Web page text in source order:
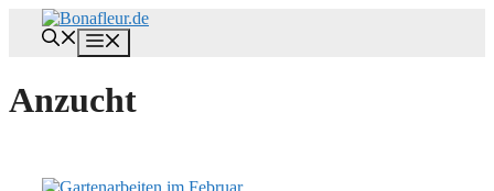
Inhalt
Anzucht